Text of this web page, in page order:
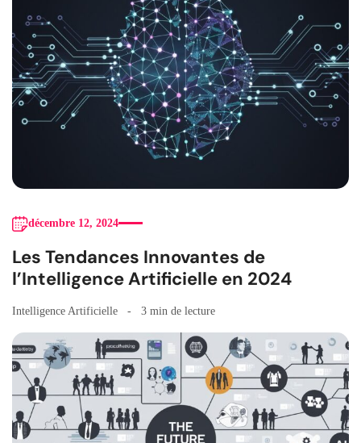
décembre 12, 2024
Les Tendances Innovantes de
l’Intelligence Artificielle en 2024
Intelligence Artificielle 3 min de lecture